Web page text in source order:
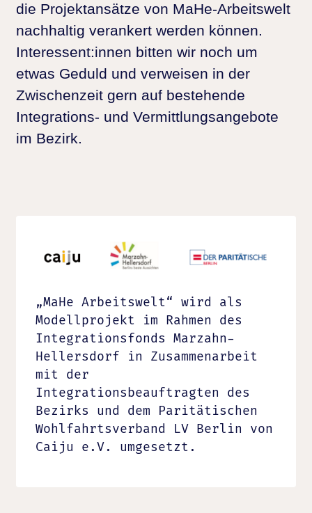
die Projektansätze von MaHe-Arbeitswelt
nachhaltig verankert werden können.
Interessent:innen bitten wir noch um
etwas Geduld und verweisen in der
Zwischenzeit gern auf bestehende
Integrations- und Vermittlungsangebote
im Bezirk.
„MaHe Arbeitswelt“ wird als
Modellprojekt im Rahmen des
Integrationsfonds Marzahn-
Hellersdorf in Zusammenarbeit
mit der
Integrationsbeauftragten des
Bezirks und dem Paritätischen
Wohlfahrtsverband LV Berlin von
Caiju e.V. umgesetzt.